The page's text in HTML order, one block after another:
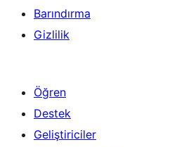
Barındırma
Gizlilik
Öğren
Destek
Geliştiriciler